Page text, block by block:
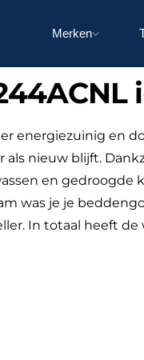
Merken
energiezuinig
nieuw blijft.
en
was je je
In totaal heeft